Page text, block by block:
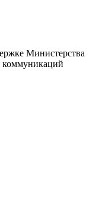
Министерства
коммуникаций